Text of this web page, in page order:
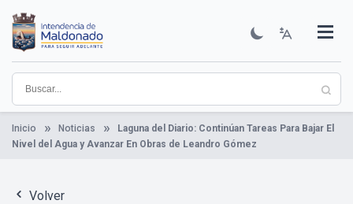
contenido
principal
Institucional
Municipios
Descubre Maldonado
Comunicación
Servicios
Guía De Trámites
Ver Noticias
Inicio Noticias
Laguna del Diario: Continúan Tareas Para Bajar El
Nivel del Agua y Avanzar En Obras de Leandro Gómez
Volver